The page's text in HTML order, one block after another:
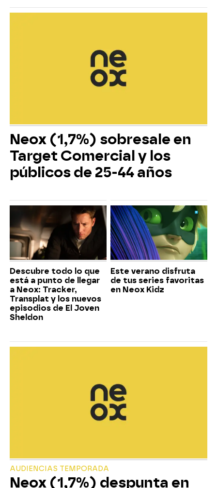
Neox (1,7%) sobresale en
Target Comercial y los
públicos de 25-44 años
Descubre todo lo que
está a punto de llegar
a Neox: Tracker,
Transplat y los nuevos
episodios de El Joven
Sheldon
Este verano disfruta
de tus series favoritas
en Neox Kidz
AUDIENCIAS TEMPORADA
Neox (1,7%) despunta en